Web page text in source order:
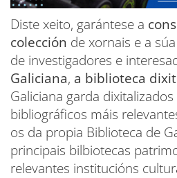
Diste xeito, garántese a
colección de xornais e a
de investigadores e
Galiciana, a biblioteca
Galiciana garda
bibliográficos máis
os da propia Biblioteca de
principais bilbiotecas
relevantes institucións